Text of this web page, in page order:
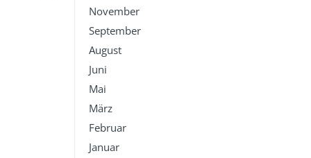
November
September
August
Juni
Mai
März
Februar
Januar